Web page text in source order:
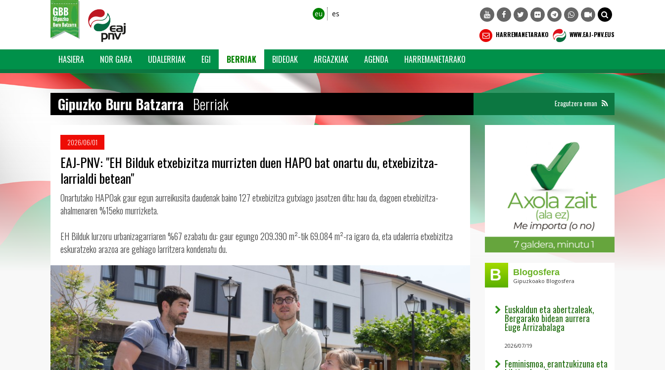
eu es
HARREMANETARAKO WWW.EAJ-PNV.EUS
HASIERA NOR GARA UDALERRIAK EGI BERRIAK BIDEOAK ARGAZKIAK AGENDA HARREMANETARAKO
Gipuzko Buru Batzarra Berriak Ezagutzera eman
2026/06/01
EAJ-PNV: "EH Bilduk etxebizitza murrizten duen HAPO bat onartu du, etxebizitza-
larrialdi betean"
Onartutako HAPOak gaur egun aurreikusita daudenak baino 127 etxebizitza gutxiago jasotzen ditu; hau da, dagoen etxebizitza-
ahalmenaren %15eko murrizketa.
EH Bilduk lurzoru urbanizagarriaren %67 ezabatu du: gaur egungo 209.390 m²-tik 69.084 m²-ra igaro da, eta udalerria etxebizitza
eskuratzeko arazoa are gehiago larritzera kondenatu du.
Blogosfera
Gipuzkoako Blogosfera
Euskaldun eta abertzaleak,
Bergarako bidean aurrera
Euge Arrizabalaga
2026/07/19
Feminismoa, erantzukizuna eta